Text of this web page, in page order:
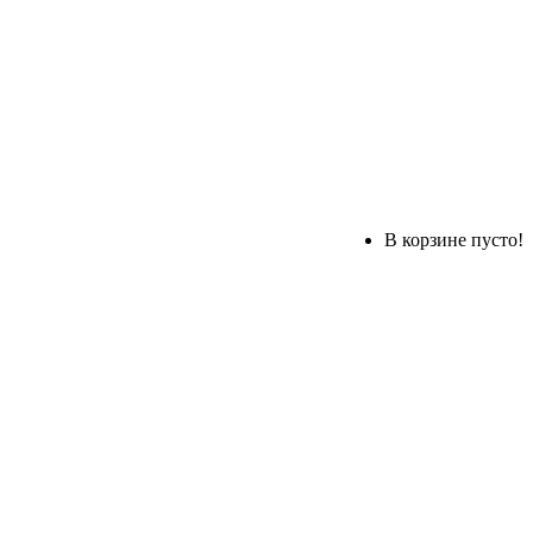
В корзине пусто!